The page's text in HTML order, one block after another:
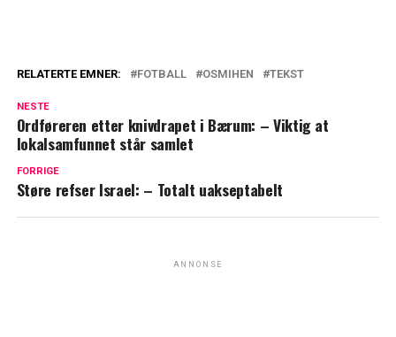
RELATERTE EMNER: FOTBALL OSMIHEN TEKST
NESTE
Ordføreren etter knivdrapet i Bærum: – Viktig at
lokalsamfunnet står samlet
FORRIGE
Støre refser Israel: – Totalt uakseptabelt
ANNONSE